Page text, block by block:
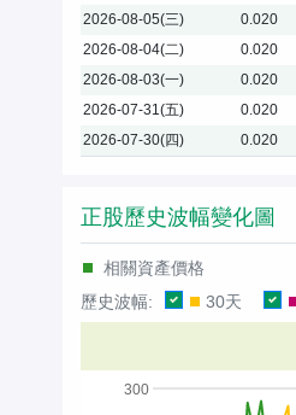
2026-08-05(三) 0.020
2026-08-04(二)
0.020
2026-08-03(一)
0.020
2026-07-31(五)
0.020
2026-07-30(四)
0.020
正股歷史波幅變化圖
相關資產價格
歷史波幅:
30天
300